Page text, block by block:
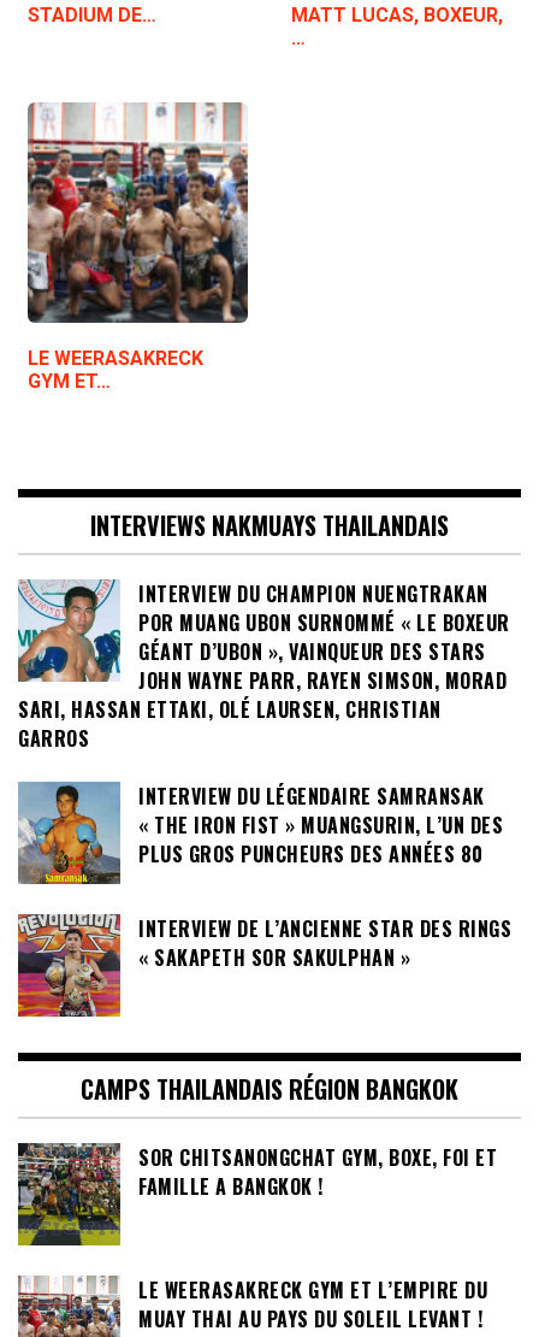
STADIUM DE…
MATT LUCAS, BOXEUR,
…
LE WEERASAKRECK
GYM ET…
INTERVIEWS NAKMUAYS THAILANDAIS
INTERVIEW DU CHAMPION NUENGTRAKAN
POR MUANG UBON SURNOMMÉ « LE BOXEUR
GÉANT D’UBON », VAINQUEUR DES STARS
JOHN WAYNE PARR, RAYEN SIMSON, MORAD
SARI, HASSAN ETTAKI, OLÉ LAURSEN, CHRISTIAN
GARROS
INTERVIEW DU LÉGENDAIRE SAMRANSAK
« THE IRON FIST » MUANGSURIN, L’UN DES
PLUS GROS PUNCHEURS DES ANNÉES 80
INTERVIEW DE L’ANCIENNE STAR DES RINGS
« SAKAPETH SOR SAKULPHAN »
CAMPS THAILANDAIS RÉGION BANGKOK
SOR CHITSANONGCHAT GYM, BOXE, FOI ET
FAMILLE A BANGKOK !
LE WEERASAKRECK GYM ET L’EMPIRE DU
MUAY THAI AU PAYS DU SOLEIL LEVANT !